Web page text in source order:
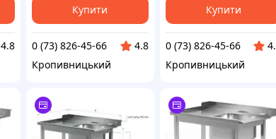
4.8
Купити
0 (73) 826-45-66
4.8
Кропивницький
Купити
0 (73) 826-45-66
Кропивницький